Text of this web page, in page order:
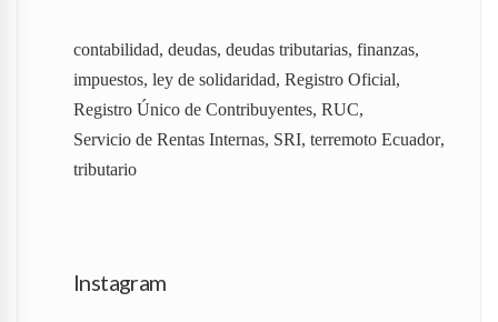
contabilidad, deudas, deudas tributarias, finanzas,
impuestos, ley de solidaridad, Registro Oficial,
Registro Único de Contribuyentes, RUC,
Servicio de Rentas Internas, SRI, terremoto Ecuador,
tributario
Instagram